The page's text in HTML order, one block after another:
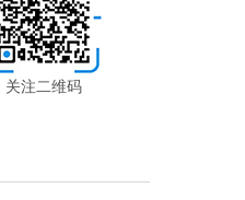
关注二维码